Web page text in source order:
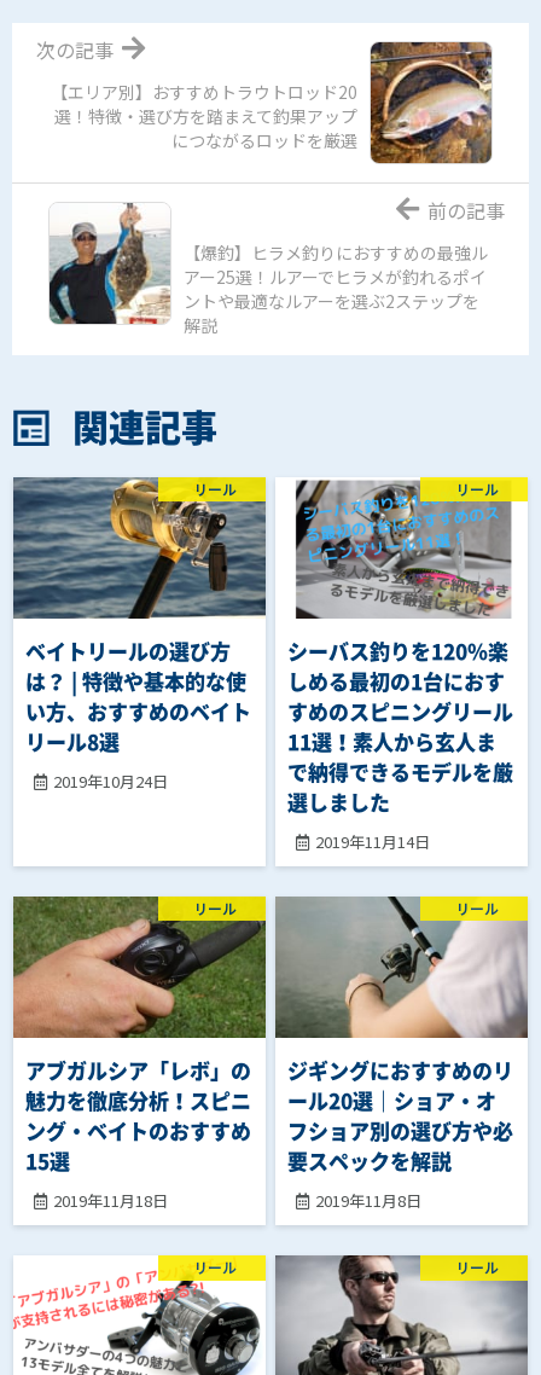
【エリア別】おすすめトラウトロッド20
選！特徴・選び方を踏まえて釣果アップ
につながるロッドを厳選
次の記事
【爆釣】ヒラメ釣りにおすすめの最強ル
アー25選！ルアーでヒラメが釣れるポイ
ントや最適なルアーを選ぶ2ステップを
解説
前の記事
関連記事
ベイトリールの選び方
は？ | 特徴や基本的な使
い方、おすすめのベイト
リール8選
2019年10月24日
リール
シーバス釣りを120％楽
しめる最初の1台におす
すめのスピニングリール
11選！素人から玄人ま
で納得できるモデルを厳
選しました
2019年11月14日
リール
アブガルシア「レボ」の
魅力を徹底分析！スピニ
ング・ベイトのおすすめ
15選
2019年11月18日
リール
ジギングにおすすめのリ
ール20選｜ショア・オ
フショア別の選び方や必
要スペックを解説
2019年11月8日
リール
リール リール